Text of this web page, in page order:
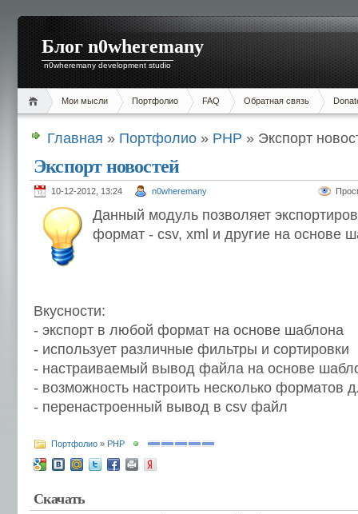
Блог n0wheremany
n0wheremany development studio
Мои мысли Портфолио FAQ Обратная связь
Главная » Портфолио » PHP » Экспорт
Экспорт новостей
10-12-2012, 13:24 n0wheremany
Данный модуль позволяет
формат - csv, xml и другие на основе
Вкусности:
- экспорт в любой формат на основе шаблона
- использует различные фильтры и сортировки
- настраиваемый вывод файла на основе
- возможность настроить несколько форматов
- перенастроенный вывод в csv файл
Портфолио » PHP
Скачать